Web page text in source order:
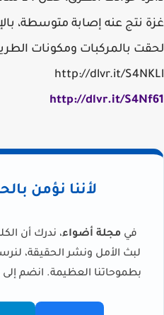
غزة نتج عنه إصابة متوسطة،
لحقت بالمركبات ومكونات
http://dlvr.it/S4NKLl
http://dlvr.it/S4Nf61
لأننا نؤمن
في مجلة أضواء، ندرك أن
لبث الأمل ونشر الحقيقة،
بطموحاتنا العظيمة. انضم إلى